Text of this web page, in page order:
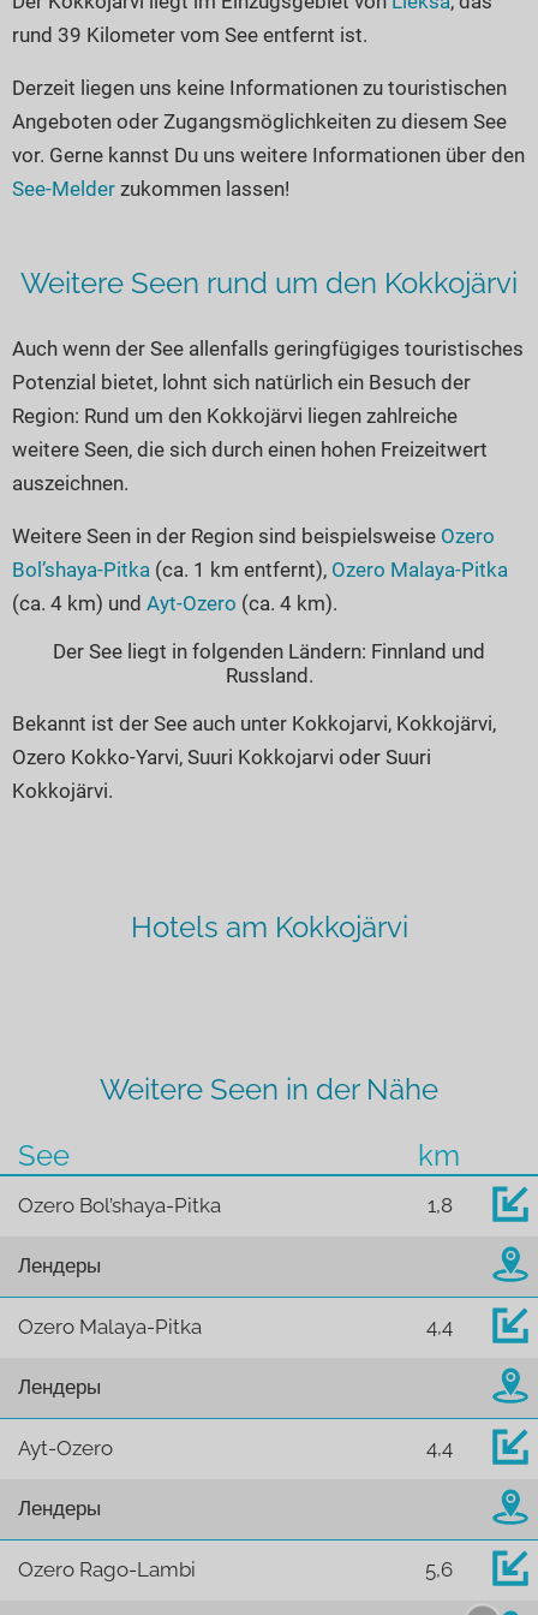
Glamping
Seen in Europa
Österreich
Schweiz
Frankreich
Niederlande
alle Länder…
rund 39 Kilometer vom See entfernt ist.
Derzeit liegen uns keine Informationen zu touristischen
Angeboten oder Zugangsmöglichkeiten zu diesem See
vor. Gerne kannst Du uns weitere Informationen über den
See-Melder zukommen lassen!
Weitere Seen rund um den Kokkojärvi
Auch wenn der See allenfalls geringfügiges touristisches
Potenzial bietet, lohnt sich natürlich ein Besuch der
Region: Rund um den Kokkojärvi liegen zahlreiche
weitere Seen, die sich durch einen hohen Freizeitwert
auszeichnen.
Weitere Seen in der Region sind beispielsweise Ozero
Bol’shaya-Pitka (ca. 1 km entfernt), Ozero Malaya-Pitka
(ca. 4 km) und Ayt-Ozero (ca. 4 km).
Der See liegt in folgenden Ländern: Finnland und
Russland.
Bekannt ist der See auch unter Kokkojarvi, Kokkojärvi,
Ozero Kokko-Yarvi, Suuri Kokkojarvi oder Suuri
Kokkojärvi.
Hotels am Kokkojärvi
Weitere Seen in der Nähe
See
km
Ozero Bol’shaya-Pitka 1,8
Лендеры
Ozero Malaya-Pitka 4,4
Лендеры
Ayt-Ozero 4,4
Лендеры
Ozero Rago-Lambi 5,6